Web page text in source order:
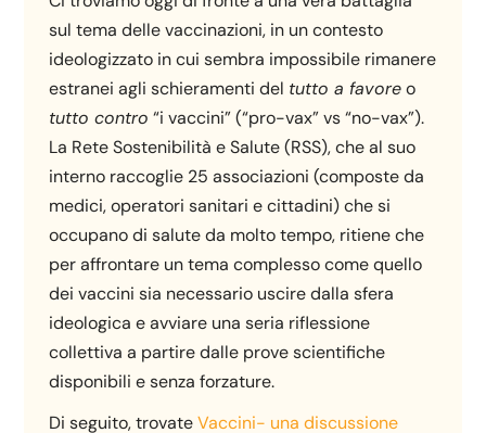
sul tema delle vaccinazioni, in un contesto
ideologizzato in cui sembra impossibile rimanere
estranei agli schieramenti del tutto a favoreo
tutto contro “i vaccini” (“pro-vax” vs “no-vax”).
La Rete Sostenibilità e Salute (RSS), che al suo
interno raccoglie 25 associazioni (composte da
medici, operatori sanitari e cittadini) che si
occupano di salute da molto tempo, ritiene che
per affrontare un tema complesso come quello
dei vaccini sia necessario uscire dalla sfera
ideologica e avviare una seria riflessione
collettiva a partire dalle prove scientifiche
disponibili e senza forzature.
Di seguito, trovateVaccini- una discussione